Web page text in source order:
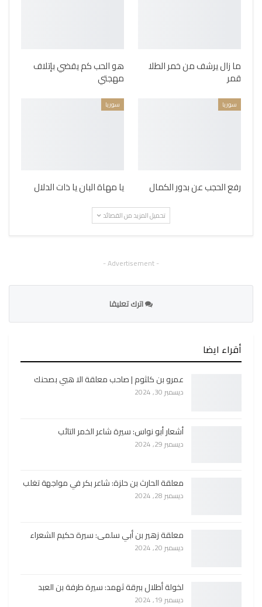
ما زال يرشف من خمر الطلا
قمر
هو الحب كم يقضي بإتلاف
مهجتي
سوريا
رفع الحجب عن بدور الكمال
سوريا
يا مهاة البان يا ذات الدلال
تحميل المزيد من القصائد
- Advertisement -
اترك تعليقا
أقراء ايضا
عمرو بن كلثوم | صاحب معلقة الا هبي بصحنك
ديسمبر 30, 2024
أشعار أبو نواس: سيرة شاعر الخمر التائب
ديسمبر 29, 2024
معلقة الحارث بن حلزة: شاعر بكر في مواجهة تغلب
ديسمبر 28, 2024
معلقة زهير بن أبي سلمى: سيرة حكيم الشعراء
ديسمبر 20, 2024
لخولة أطلال ببرقة ثهمد: سيرة طرفة بن العبد
ديسمبر 19, 2024